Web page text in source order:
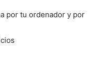
por tu ordenador y por